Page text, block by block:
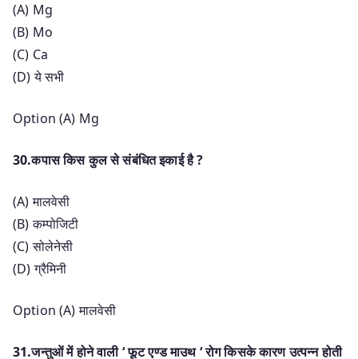
(A) Mg
(B) Mo
(C) Ca
(D) ये सभी
Option (A) Mg
30.कपास किस कुल से संबंधित इकाई है ?
(A) मालवेसी
(B) कम्पोजिटी
(C) सोलेनेसी
(D) ग्रैमिनी
Option (A) मालवेसी
31.जन्तुओं में होने वाली ‘ फूट एण्ड माउथ ‘ रोग किसके कारण उत्पन्न होती